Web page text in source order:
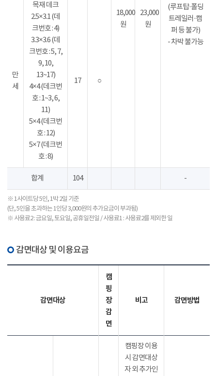
18,000
원
23,000
원
(루프탑·폴딩
트레일러·캠
퍼 등 불가)
- 차박 불가능
만
세
목재 데크
2.5×3.1 (데
크번호 : 4)
3.3×3.6 (데
크번호 : 5, 7,
9, 10,
13~17)
4×4 (데크번
호 : 1~3, 6,
11)
5×4 (데크번
호 : 12)
5×7 (데크번
호 : 8)
17 ○
합계 104 -
※ 1사이트당 5인, 1박 2일 기준
(단, 5인을 초과하는 1인당 3,000원의 추가요금이 부과됨)
※ 사용료2 : 금요일, 토요일, 공휴일전일 / 사용료1 : 사용료2를 제외한 일
감면대상 및 이용요금
감면대상
캠
핑
장
감
면
비고 감면방법
캠핑장 이용
시 감면대상
자 외 추가인